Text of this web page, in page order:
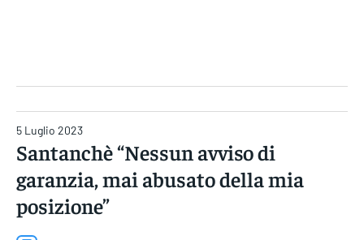
5 Luglio 2023
Santanchè “Nessun avviso di
garanzia, mai abusato della mia
posizione”